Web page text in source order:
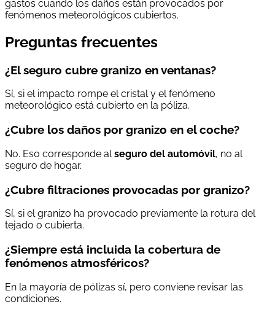
gastos cuando los daños están provocados por
fenómenos meteorológicos cubiertos.
Preguntas frecuentes
¿El seguro cubre granizo en ventanas?
Sí, si el impacto rompe el cristal y el fenómeno
meteorológico está cubierto en la póliza.
¿Cubre los daños por granizo en el coche?
No. Eso corresponde alseguro del automóvil, no al
seguro de hogar.
¿Cubre filtraciones provocadas por granizo?
Sí, si el granizo ha provocado previamente la rotura del
tejado o cubierta.
¿Siempre está incluida la cobertura de
fenómenos atmosféricos?
En la mayoría de pólizas sí, pero conviene revisar las
condiciones.